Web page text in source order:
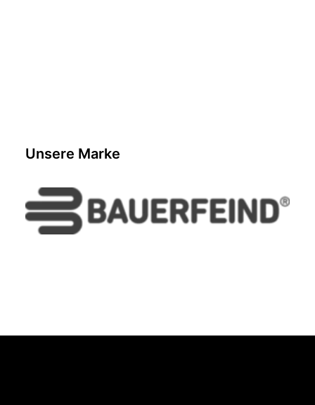
Unsere Marke